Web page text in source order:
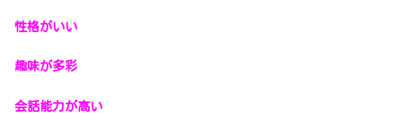
性格がいい
趣味が多彩
会話能力が高い